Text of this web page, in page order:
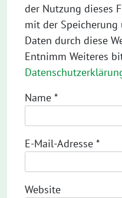
der Nutzung dieses
mit der
Daten durch diese
Entnimm Weiteres
Name *
E-Mail-Adresse *
Website